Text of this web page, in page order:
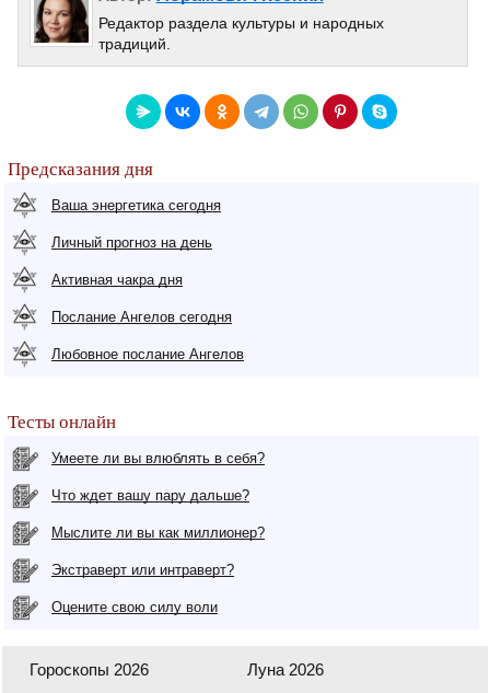
Редактор раздела культуры и народных
традиций.
Предсказания дня
Ваша энергетика сегодня
Личный прогноз на день
Активная чакра дня
Послание Ангелов сегодня
Любовное послание Ангелов
Тесты онлайн
Умеете ли вы влюблять в себя?
Что ждет вашу пару дальше?
Мыслите ли вы как миллионер?
Экстраверт или интраверт?
Оцените свою силу воли
Гороскопы 2026 Луна 2026